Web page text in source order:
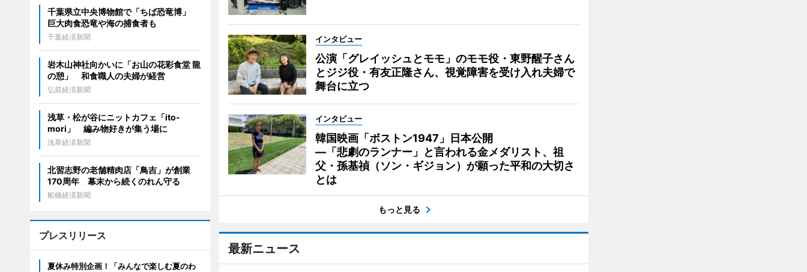
インタビュー
公演「グレイッシュとモモ」のモモ役・東野醒子さん
とジジ役・有友正隆さん、視覚障害を受け入れ夫婦で
舞台に立つ
インタビュー
韓国映画「ボストン1947」日本公開
―「悲劇のランナー」と言われる金メダリスト、祖
父・孫基禎（ソン・ギジョン）が願った平和の大切さ
とは
もっと見る
最新ニュース
千葉県立中央博物館で「ちば恐竜博」
巨大肉食恐竜や海の捕食者も
千葉経済新聞
岩木山神社向かいに「お山の花彩食堂 龍
の憩」 和食職人の夫婦が経営
弘前経済新聞
浅草・松が谷にニットカフェ「ito-
mori」 編み物好きが集う場に
浅草経済新聞
北習志野の老舗精肉店「鳥吉」が創業
170周年 幕末から続くのれん守る
船橋経済新聞
プレスリリース
夏休み特別企画！「みんなで楽しむ夏のわ